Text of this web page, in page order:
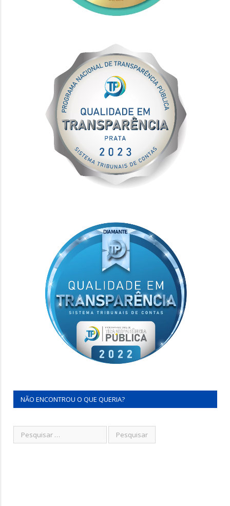
NÃO ENCONTROU O QUE QUERIA?